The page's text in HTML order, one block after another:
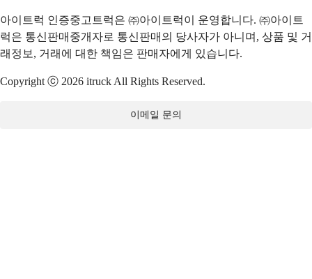
아이트럭 인증중고트럭은 ㈜아이트럭이 운영합니다. ㈜아이트
럭은 통신판매중개자로 통신판매의 당사자가 아니며, 상품 및 거
래정보, 거래에 대한 책임은 판매자에게 있습니다.
Copyright ⓒ 2026 itruck All Rights Reserved.
이메일 문의